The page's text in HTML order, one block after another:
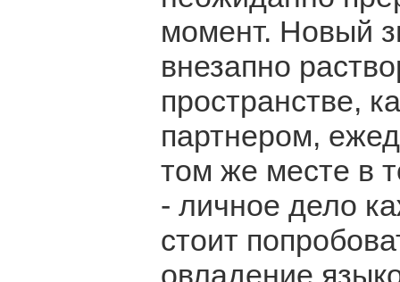
момент. Новый
внезапно
пространстве,
партнером,
том же месте в
- личное дело
стоит
овладение